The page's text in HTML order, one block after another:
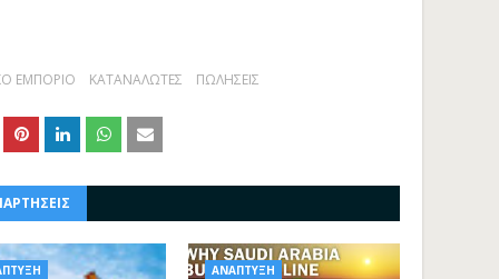
ΕΜΠΟΡΙΟ ΚΑΤΑΝΑΛΩΤΕΣ ΠΩΛΗΣΕΙΣ
ΑΝΑΠΤΥΞΗ